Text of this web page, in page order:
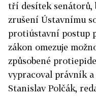
tří desítek senátorů,
zrušení Ústavnímu
protiústavní postup
zákon omezuje
způsobené
vypracoval právník a
Stanislav Polčák,